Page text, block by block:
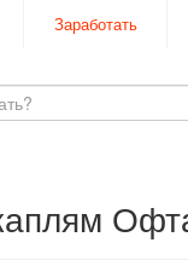
Заработать